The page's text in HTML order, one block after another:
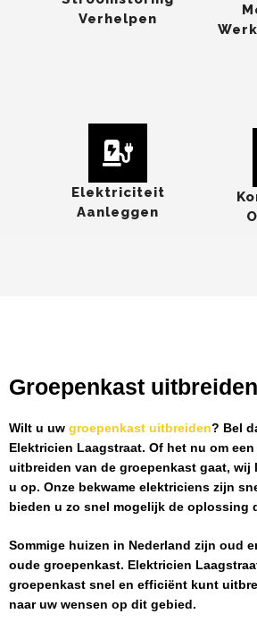
Verhelpen
Elektriciteit
Aanleggen
Groepenkast
Wilt u uw groepenkast uitbreiden? Bel
Elektricien Laagstraat. Of het nu om
uitbreiden van de groepenkast gaat, wij
u op. Onze bekwame elektriciens zijn
bieden u zo snel mogelijk de oplossing
Sommige huizen in Nederland zijn oud
oude groepenkast. Elektricien
groepenkast snel en efficiënt kunt
naar uw wensen op dit gebied.